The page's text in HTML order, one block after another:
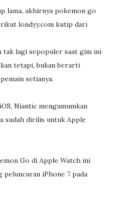
lama, akhirnya pokemon go
londyy.com kutip dari
tak lagi sepopuler saat gim ini
tetapi, bukan berarti
setianya.
Niantic mengumumkan
sudah dirilis untuk Apple
Go di Apple Watch ini
peluncuran iPhone 7 pada